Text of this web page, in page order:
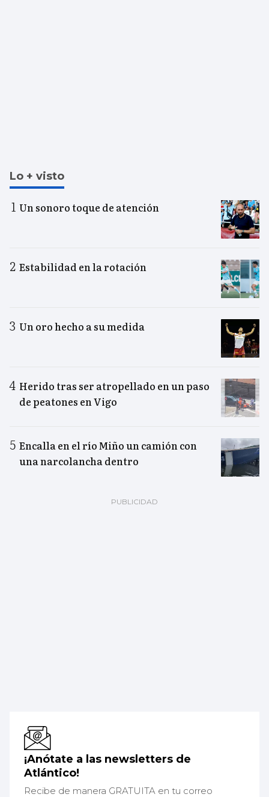
Lo + visto
Un sonoro toque de atención
Estabilidad en la rotación
Un oro hecho a su medida
Herido tras ser atropellado en un paso
de peatones en Vigo
Encalla en el río Miño un camión con
una narcolancha dentro
¡Anótate a las newsletters de
Atlántico!
Recibe de manera GRATUITA en tu correo